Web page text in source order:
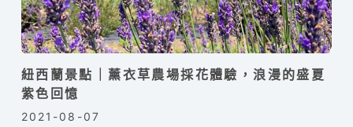
紐西蘭景點｜薰衣草農場採花體驗，浪漫的盛夏
紫色回憶
2021-08-07